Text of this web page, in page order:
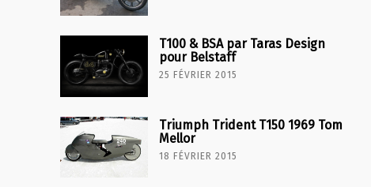
T100 & BSA par Taras Design
pour Belstaff
25 FÉVRIER 2015
Triumph Trident T150 1969 Tom
Mellor
18 FÉVRIER 2015